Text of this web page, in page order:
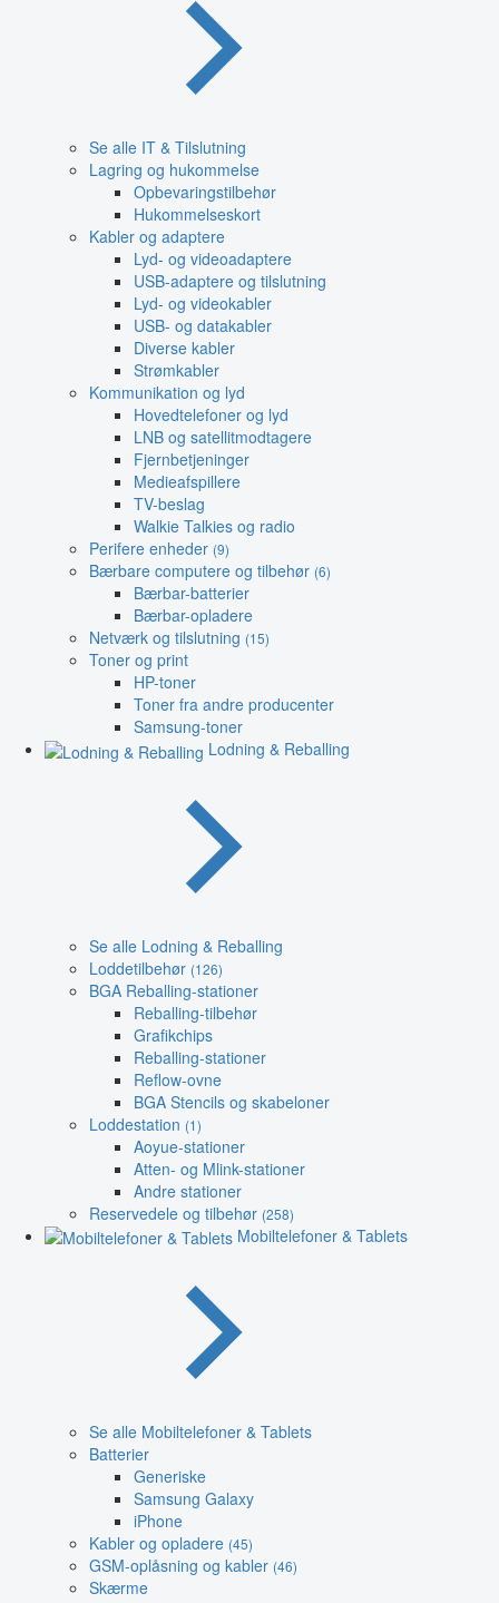
Se alle IT & Tilslutning
Lagring og hukommelse
Opbevaringstilbehør
Hukommelseskort
Kabler og adaptere
Lyd- og videoadaptere
USB-adaptere og tilslutning
Lyd- og videokabler
USB- og datakabler
Diverse kabler
Strømkabler
Kommunikation og lyd
Hovedtelefoner og lyd
LNB og satellitmodtagere
Fjernbetjeninger
Medieafspillere
TV-beslag
Walkie Talkies og radio
Perifere enheder (9)
Bærbare computere og tilbehør (6)
Bærbar-batterier
Bærbar-opladere
Netværk og tilslutning (15)
Toner og print
HP-toner
Toner fra andre producenter
Samsung-toner
Lodning & Reballing
Se alle Lodning & Reballing
Loddetilbehør (126)
BGA Reballing-stationer
Reballing-tilbehør
Grafikchips
Reballing-stationer
Reflow-ovne
BGA Stencils og skabeloner
Loddestation (1)
Aoyue-stationer
Atten- og Mlink-stationer
Andre stationer
Reservedele og tilbehør (258)
Mobiltelefoner & Tablets
Se alle Mobiltelefoner & Tablets
Batterier
Generiske
Samsung Galaxy
iPhone
Kabler og opladere (45)
GSM-oplåsning og kabler (46)
Skærme